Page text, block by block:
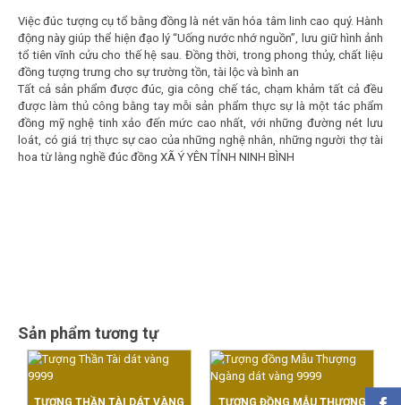
Việc đúc tượng cụ tổ bằng đồng là nét văn hóa tâm linh cao quý. Hành
động này giúp thể hiện đạo lý “Uống nước nhớ nguồn”, lưu giữ hình ảnh
tổ tiên vĩnh cửu cho thế hệ sau. Đồng thời, trong phong thủy, chất liệu
đồng tượng trưng cho sự trường tồn, tài lộc và bình an
Tất cả sản phẩm được đúc, gia công chế tác, chạm khảm tất cả đều
được làm thủ công bằng tay mỗi sản phẩm thực sự là một tác phẩm
đồng mỹ nghệ tinh xảo đến mức cao nhất, với những đường nét lưu
loát, có giá trị thực sự cao của những nghệ nhân, những người thợ tài
hoa từ làng nghề đúc đồng XÃ Ý YÊN TỈNH NINH BÌNH
Sản phẩm tương tự
TƯỢNG THẦN TÀI DÁT VÀNG
TƯỢNG ĐỒNG MẪU THƯỢNG